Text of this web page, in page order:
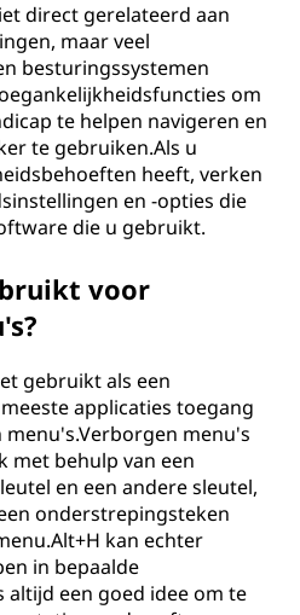
direct gerelateerd aan
maar veel
besturingssystemen
om
te helpen navigeren en
te gebruiken.Als u
heeft, verken
en -opties die
die u gebruikt.
voor
gebruikt als een
applicaties toegang
menu's
met behulp van een
en een andere sleutel,
onderstrepingsteken
kan echter
in bepaalde
altijd een goed idee om te